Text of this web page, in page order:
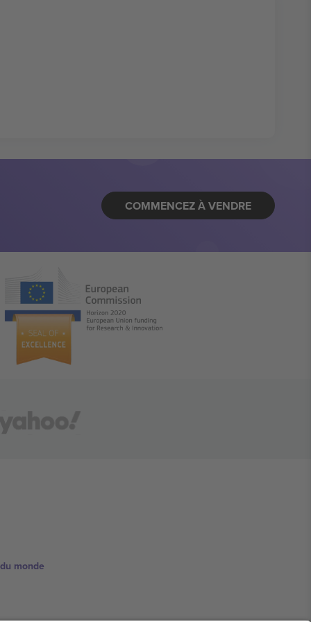
COMMENCEZ À VENDRE
monde